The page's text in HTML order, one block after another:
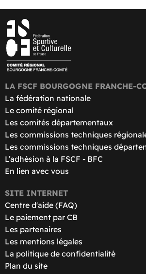
LA FSCF BOURGOGNE FRANCHE-
La fédération nationale
Le comité régional
Les comités départementaux
Les commissions techniques
Les commissions techniques
L’adhésion à la FSCF - BFC
En lien avec vous
SITE INTERNET
Centre d'aide (FAQ)
Le paiement par CB
Les partenaires
Les mentions légales
La politique de confidentialité
Plan du site